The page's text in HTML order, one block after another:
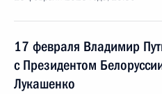
17 февраля Владимир
с Президентом
Лукашенко